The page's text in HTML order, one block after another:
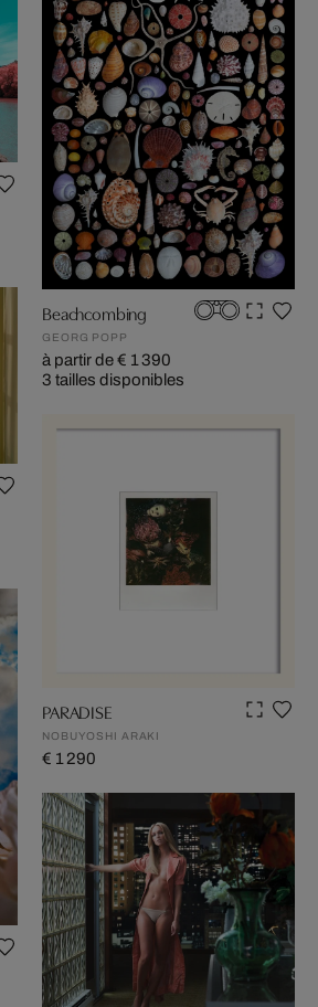
Beachcombing
GEORG POPP
à partir de € 1 390
3 tailles disponibles
PARADISE
NOBUYOSHI ARAKI
€ 1 290